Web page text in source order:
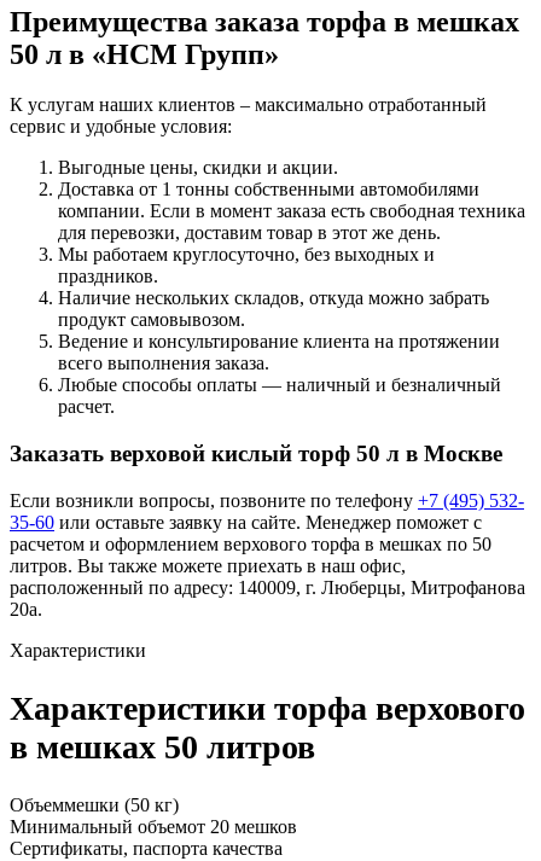
Преимущества заказа торфа в мешках
50 л в «НСМ Групп»
К услугам наших клиентов – максимально отработанный
сервис и удобные условия:
Выгодные цены, скидки и акции.
Доставка от 1 тонны собственными автомобилями
компании. Если в момент заказа есть свободная техника
для перевозки, доставим товар в этот же день.
Мы работаем круглосуточно, без выходных и
праздников.
Наличие нескольких складов, откуда можно забрать
продукт самовывозом.
Ведение и консультирование клиента на протяжении
всего выполнения заказа.
Любые способы оплаты — наличный и безналичный
расчет.
Заказать верховой кислый торф 50 л в Москве
Если возникли вопросы, позвоните по телефону +7 (495) 532-
35-60 или оставьте заявку на сайте. Менеджер поможет с
расчетом и оформлением верхового торфа в мешках по 50
литров. Вы также можете приехать в наш офис,
расположенный по адресу: 140009, г. Люберцы, Митрофанова
20а.
Характеристики
Характеристики торфа верхового
в мешках 50 литров
Объеммешки (50 кг)
Минимальный объемот 20 мешков
Сертификаты, паспорта качества